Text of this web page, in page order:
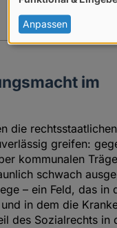
im
die rechtsstaatlichen
greifen:
kommunalen
schwach
– ein Feld, das in
in dem die
des Sozialrechts in
von
Daten
Cookies
Anpassen